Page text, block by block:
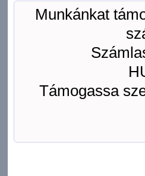
Munkánkat
Támogassa